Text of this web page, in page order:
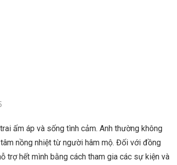
ấm áp và sống tình cảm. Anh thường không
nồng nhiệt từ người hâm mộ. Đối với đồng
trợ hết mình bằng cách tham gia các sự kiện và